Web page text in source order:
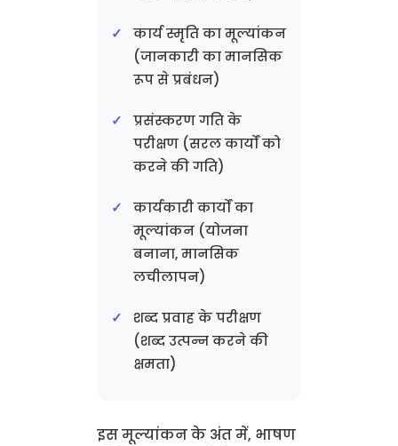
कार्य स्मृति का मूल्यांकन
(जानकारी का मानसिक
रूप से प्रबंधन)
प्रसंस्करण गति के
परीक्षण (सरल कार्यों को
करने की गति)
कार्यकारी कार्यों का
मूल्यांकन (योजना
बनाना, मानसिक
लचीलापन)
शब्द प्रवाह के परीक्षण
(शब्द उत्पन्न करने की
क्षमता)
इस मूल्यांकन के अंत में, भाषण